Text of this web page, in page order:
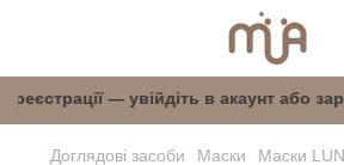
реєстрації —
Доглядові засоби Маски Маски